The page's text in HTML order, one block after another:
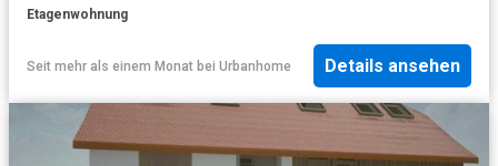
Etagenwohnung
Seit mehr als einem Monat bei Urbanhome Details ansehen